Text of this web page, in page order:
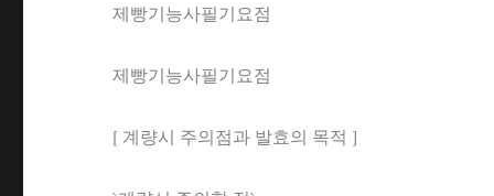
제빵기능사필기요점
제빵기능사필기요점
[ 계량시 주의점과 발효의 목적 ]